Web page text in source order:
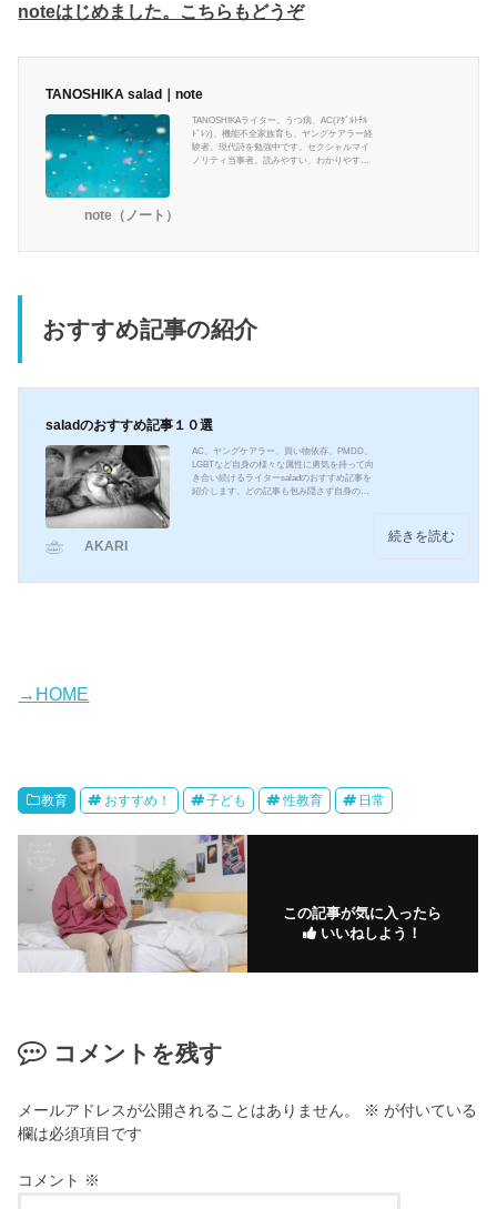
noteはじめました。こちらもどうぞ
TANOSHIKA salad｜note
TANOSHIKAライター。うつ病、AC(ｱﾀﾞﾙﾄﾁﾙ
ﾄﾞﾚﾝ)、機能不全家族育ち、ヤングケアラー経
験者。現代詩を勉強中です。セクシャルマイ
ノリティ当事者。読みやすい、わかりやすい
note（ノート）
おすすめ記事の紹介
saladのおすすめ記事１０選
AC、ヤングケアラー、買い物依存、PMDD、
LGBTなど自身の様々な属性に勇気を持って向
き合い続けるライターsaladのおすすめ記事を
紹介します。どの記事も包み隠さず自身の体
NOSHIKAにたどり着くまでTANOSHIKAに入
続きを読む
AKARI
→HOME
教育 おすすめ！ 子ども 性教育 日常
この記事が気に入ったら
いいねしよう！
コメントを残す
メールアドレスが公開されることはありません。 ※ が付いている
欄は必須項目です
コメント ※